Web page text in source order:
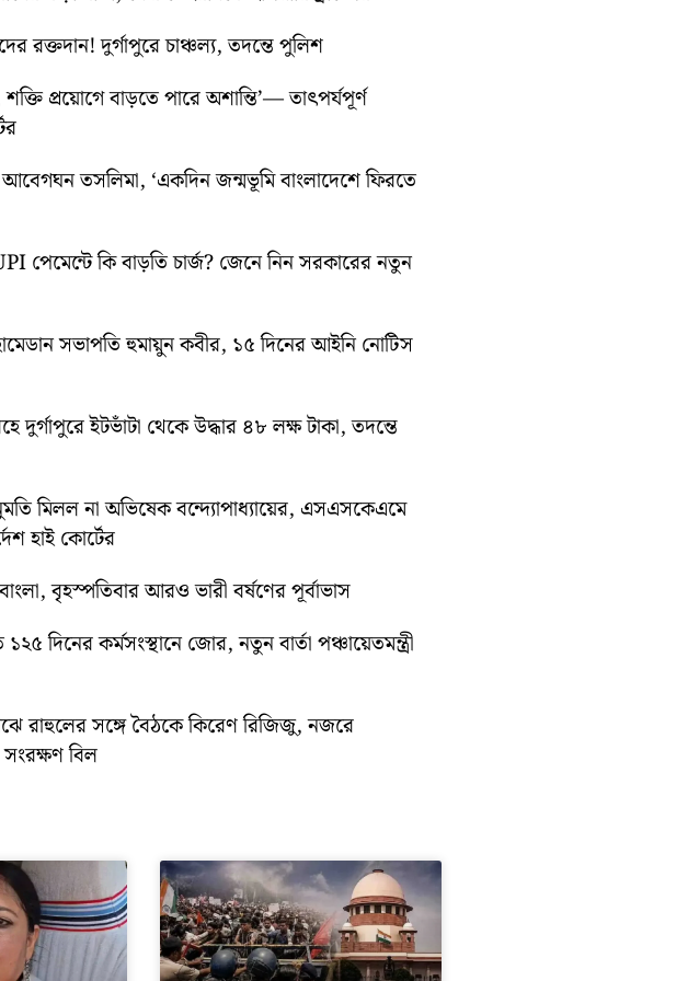
রক্তদান! দুর্গাপুরে চাঞ্চল্য, তদন্তে পুলিশ
প্রয়োগে বাড়তে পারে অশান্তি’— তাৎপর্যপূর্ণ
তসলিমা, ‘একদিন জন্মভূমি বাংলাদেশে ফিরতে
পেমেন্টে কি বাড়তি চার্জ? জেনে নিন সরকারের নতুন
সভাপতি হুমায়ুন কবীর, ১৫ দিনের আইনি নোটিস
দুর্গাপুরে ইটভাঁটা থেকে উদ্ধার ৪৮ লক্ষ টাকা, তদন্তে
মিলল না অভিষেক বন্দ্যোপাধ্যায়ের, এসএসকেএমে
হাই কোর্টের
বৃহস্পতিবার আরও ভারী বর্ষণের পূর্বাভাস
দিনের কর্মসংস্থানে জোর, নতুন বার্তা পঞ্চায়েতমন্ত্রী
রাহুলের সঙ্গে বৈঠকে কিরেণ রিজিজু, নজরে
বিল